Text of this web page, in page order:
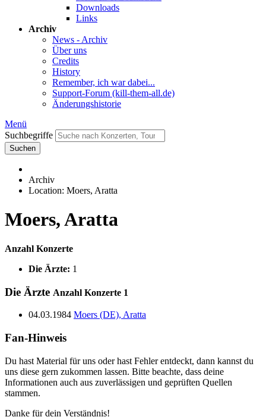
Downloads
Links
Archiv
News - Archiv
Über uns
Credits
History
Remember, ich war dabei...
Support-Forum (kill-them-all.de)
Änderungshistorie
Menü
Suchbegriffe
Suchen
Archiv
Location: Moers, Aratta
Moers, Aratta
Anzahl Konzerte
Die Ärzte: 1
Die Ärzte Anzahl Konzerte 1
04.03.1984 Moers (DE), Aratta
Fan-Hinweis
Du hast Material für uns oder hast Fehler entdeckt, dann kannst du
uns diese gern zukommen lassen. Bitte beachte, dass deine
Informationen auch aus zuverlässigen und geprüften Quellen
stammen.
Danke für dein Verständnis!